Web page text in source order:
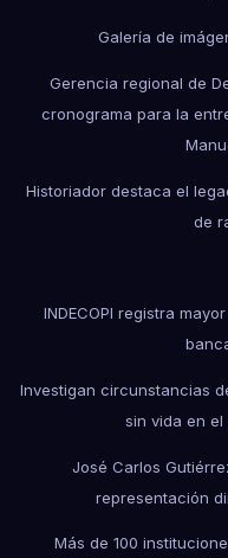
Galería de
Gerencia regional de
cronograma para la
Historiador destaca el
de
INDECOPI registra
Investigan circunstancias
sin vida en
José Carlos
representación
Más de 100